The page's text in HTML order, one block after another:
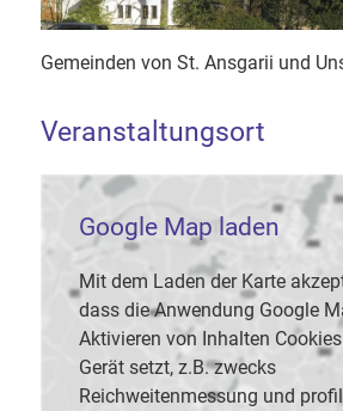
Gemeinden von St. Ansgarii und
Veranstaltungsort
Google Map laden
Mit dem Laden der Karte
dass die Anwendung Google
Aktivieren von Inhalten
Gerät setzt, z.B. zwecks
Reichweitenmessung und